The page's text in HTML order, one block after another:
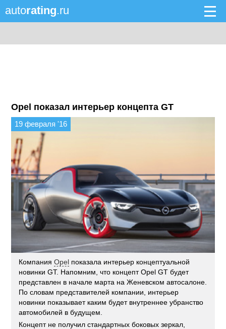
autorating.ru
Opel показал интерьер концепта GT
19 февраля '16
КомпанияOpel показала интерьер концептуальной
новинки GT. Напомним, что концепт Opel GT будет
представлен в начале марта на Женевском автосалоне.
По словам представителей компании, интерьер
новинки показывает каким будет внутреннее убранство
автомобилей в будущем.
Концепт не получил стандартных боковых зеркал,